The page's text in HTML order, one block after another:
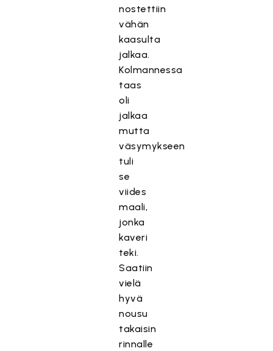
nostettiin
vähän
kaasulta
jalkaa.
Kolmannessa
taas
oli
jalkaa
mutta
väsymykseen
tuli
se
viides
maali,
jonka
kaveri
teki.
Saatiin
vielä
hyvä
nousu
takaisin
rinnalle